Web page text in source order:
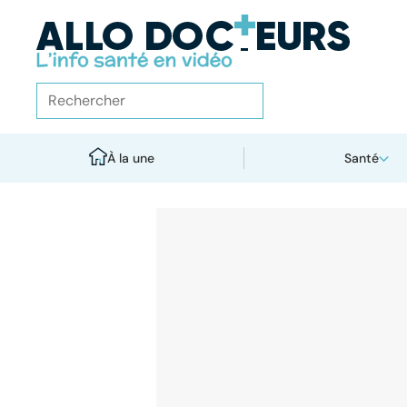
À la une Santé